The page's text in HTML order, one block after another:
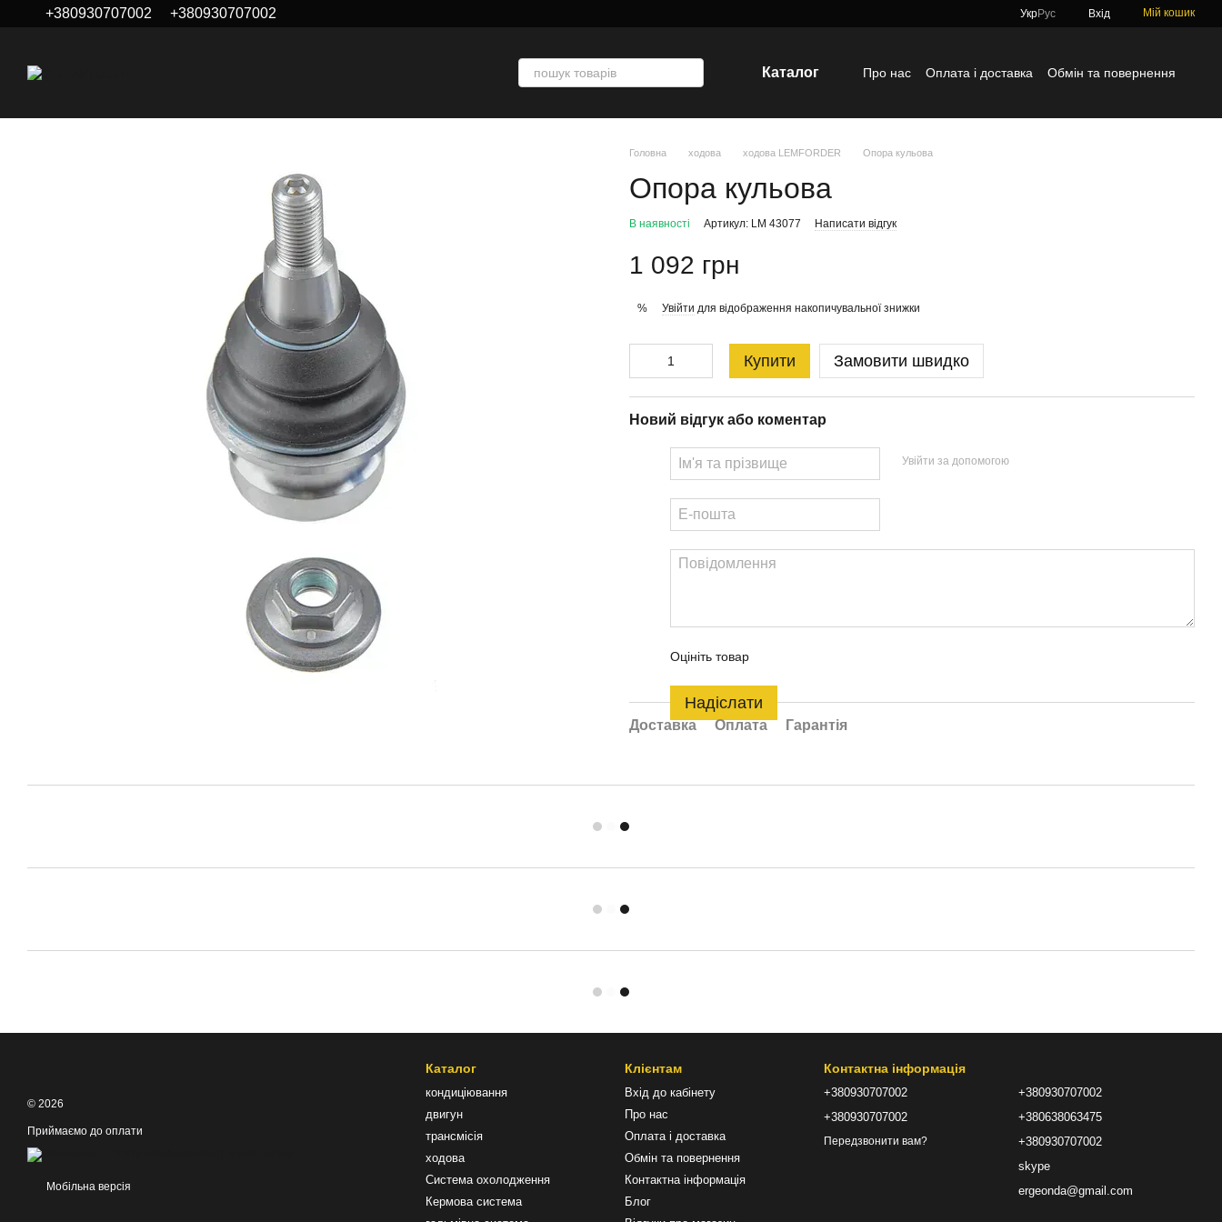
Перейти до основного контенту
+380930707002 +380930707002 УкрРус Вхід Мій кошик
Каталог Про нас Оплата і доставка
Обмін та повернення
Головна ходова ходова LEMFORDER Опора кульова
Опора кульова
В наявності Артикул: LM 43077 Написати відгук
1 092 грн
% Увійти для відображення накопичувальної знижки
Купити Замовити швидко
Новий відгук або коментар
Увійти за допомогою
Оцініть товар
Надіслати
Доставка Оплата Гарантія
© 2026
Приймаємо до оплати
Мобільна версія
Каталог
кондиціювання
двигун
трансмісія
ходова
Система охолодження
Кермова система
Клієнтам
Вхід до кабінету
Про нас
Оплата і доставка
Обмін та повернення
Контактна інформація
Блог
Контактна інформація
+380930707002
+380930707002
Передзвонити вам?
+380930707002
+380638063475
+380930707002
skype
ergeonda@gmail.com